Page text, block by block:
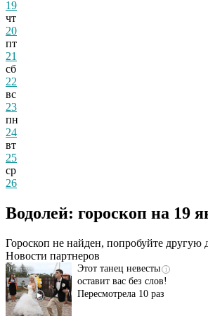
19
чт
20
пт
21
сб
22
вс
23
пн
24
вт
25
ср
26
Водолей: гороскоп на 19
Гороскоп не найден, попробуйте другую
Новости партнеров
i
Этот танец невесты
оставит вас без слов!
Пересмотрела 10 раз